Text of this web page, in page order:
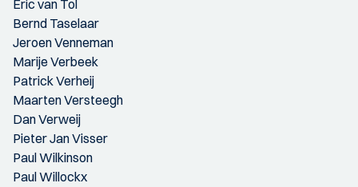
Eric van Tol
Bernd Taselaar
Jeroen Venneman
Marije Verbeek
Patrick Verheij
Maarten Versteegh
Dan Verweij
Pieter Jan Visser
Paul Wilkinson
Paul Willockx